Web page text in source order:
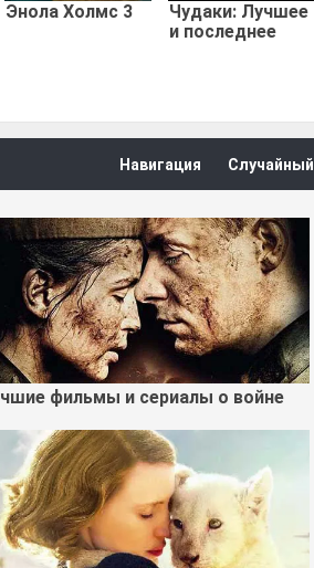
Энола Холмс 3
Чудаки: Лучшее
и последнее
Навигация Случайный
фильмы и сериалы о войне